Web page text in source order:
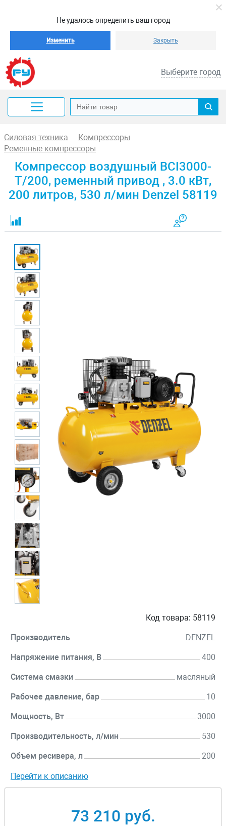
Не удалось определить ваш город
Изменить Закрыть
Выберите город
Силовая техника
Компрессоры
Ременные компрессоры
Компрессор воздушный BCI3000-
T/200, ременный привод , 3.0 кВт,
200 литров, 530 л/мин Denzel 58119
Код товара: 58119
Производитель DENZEL
Напряжение питания, В 400
Система смазки масляный
Рабочее давление, бар 10
Мощность, Вт 3000
Производительность, л/мин 530
Объем ресивера, л 200
Перейти к описанию
73 210 руб.